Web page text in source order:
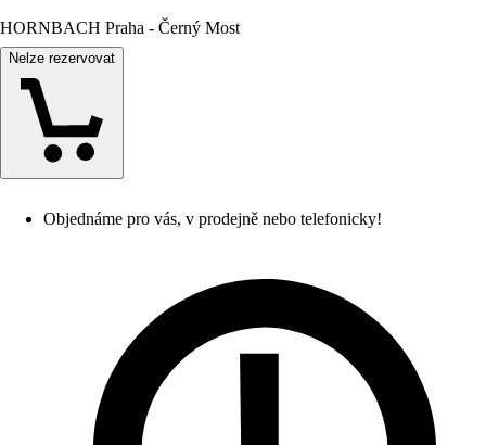
HORNBACH Praha - Černý Most
Nelze rezervovat
Objednáme pro vás, v prodejně nebo telefonicky!